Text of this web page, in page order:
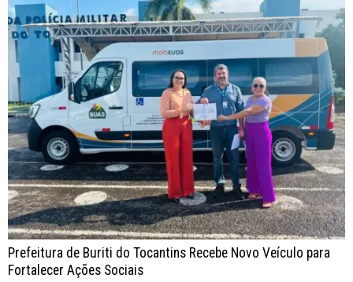
Prefeitura de Buriti do Tocantins Recebe Novo Veículo para
Fortalecer Ações Sociais